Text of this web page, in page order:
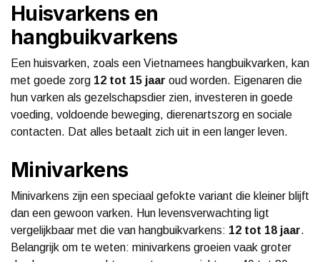
Huisvarkens en
hangbuikvarkens
Een huisvarken, zoals een Vietnamees hangbuikvarken, kan
met goede zorg 12 tot 15 jaar oud worden. Eigenaren die
hun varken als gezelschapsdier zien, investeren in goede
voeding, voldoende beweging, dierenartszorg en sociale
contacten. Dat alles betaalt zich uit in een langer leven.
Minivarkens
Minivarkens zijn een speciaal gefokte variant die kleiner blijft
dan een gewoon varken. Hun levensverwachting ligt
vergelijkbaar met die van hangbuikvarkens: 12 tot 18 jaar.
Belangrijk om te weten: minivarkens groeien vaak groter